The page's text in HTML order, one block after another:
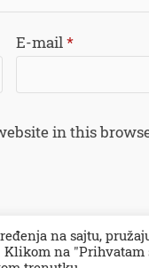
E-mail*
in this
na sajtu,
na "Prihvatam